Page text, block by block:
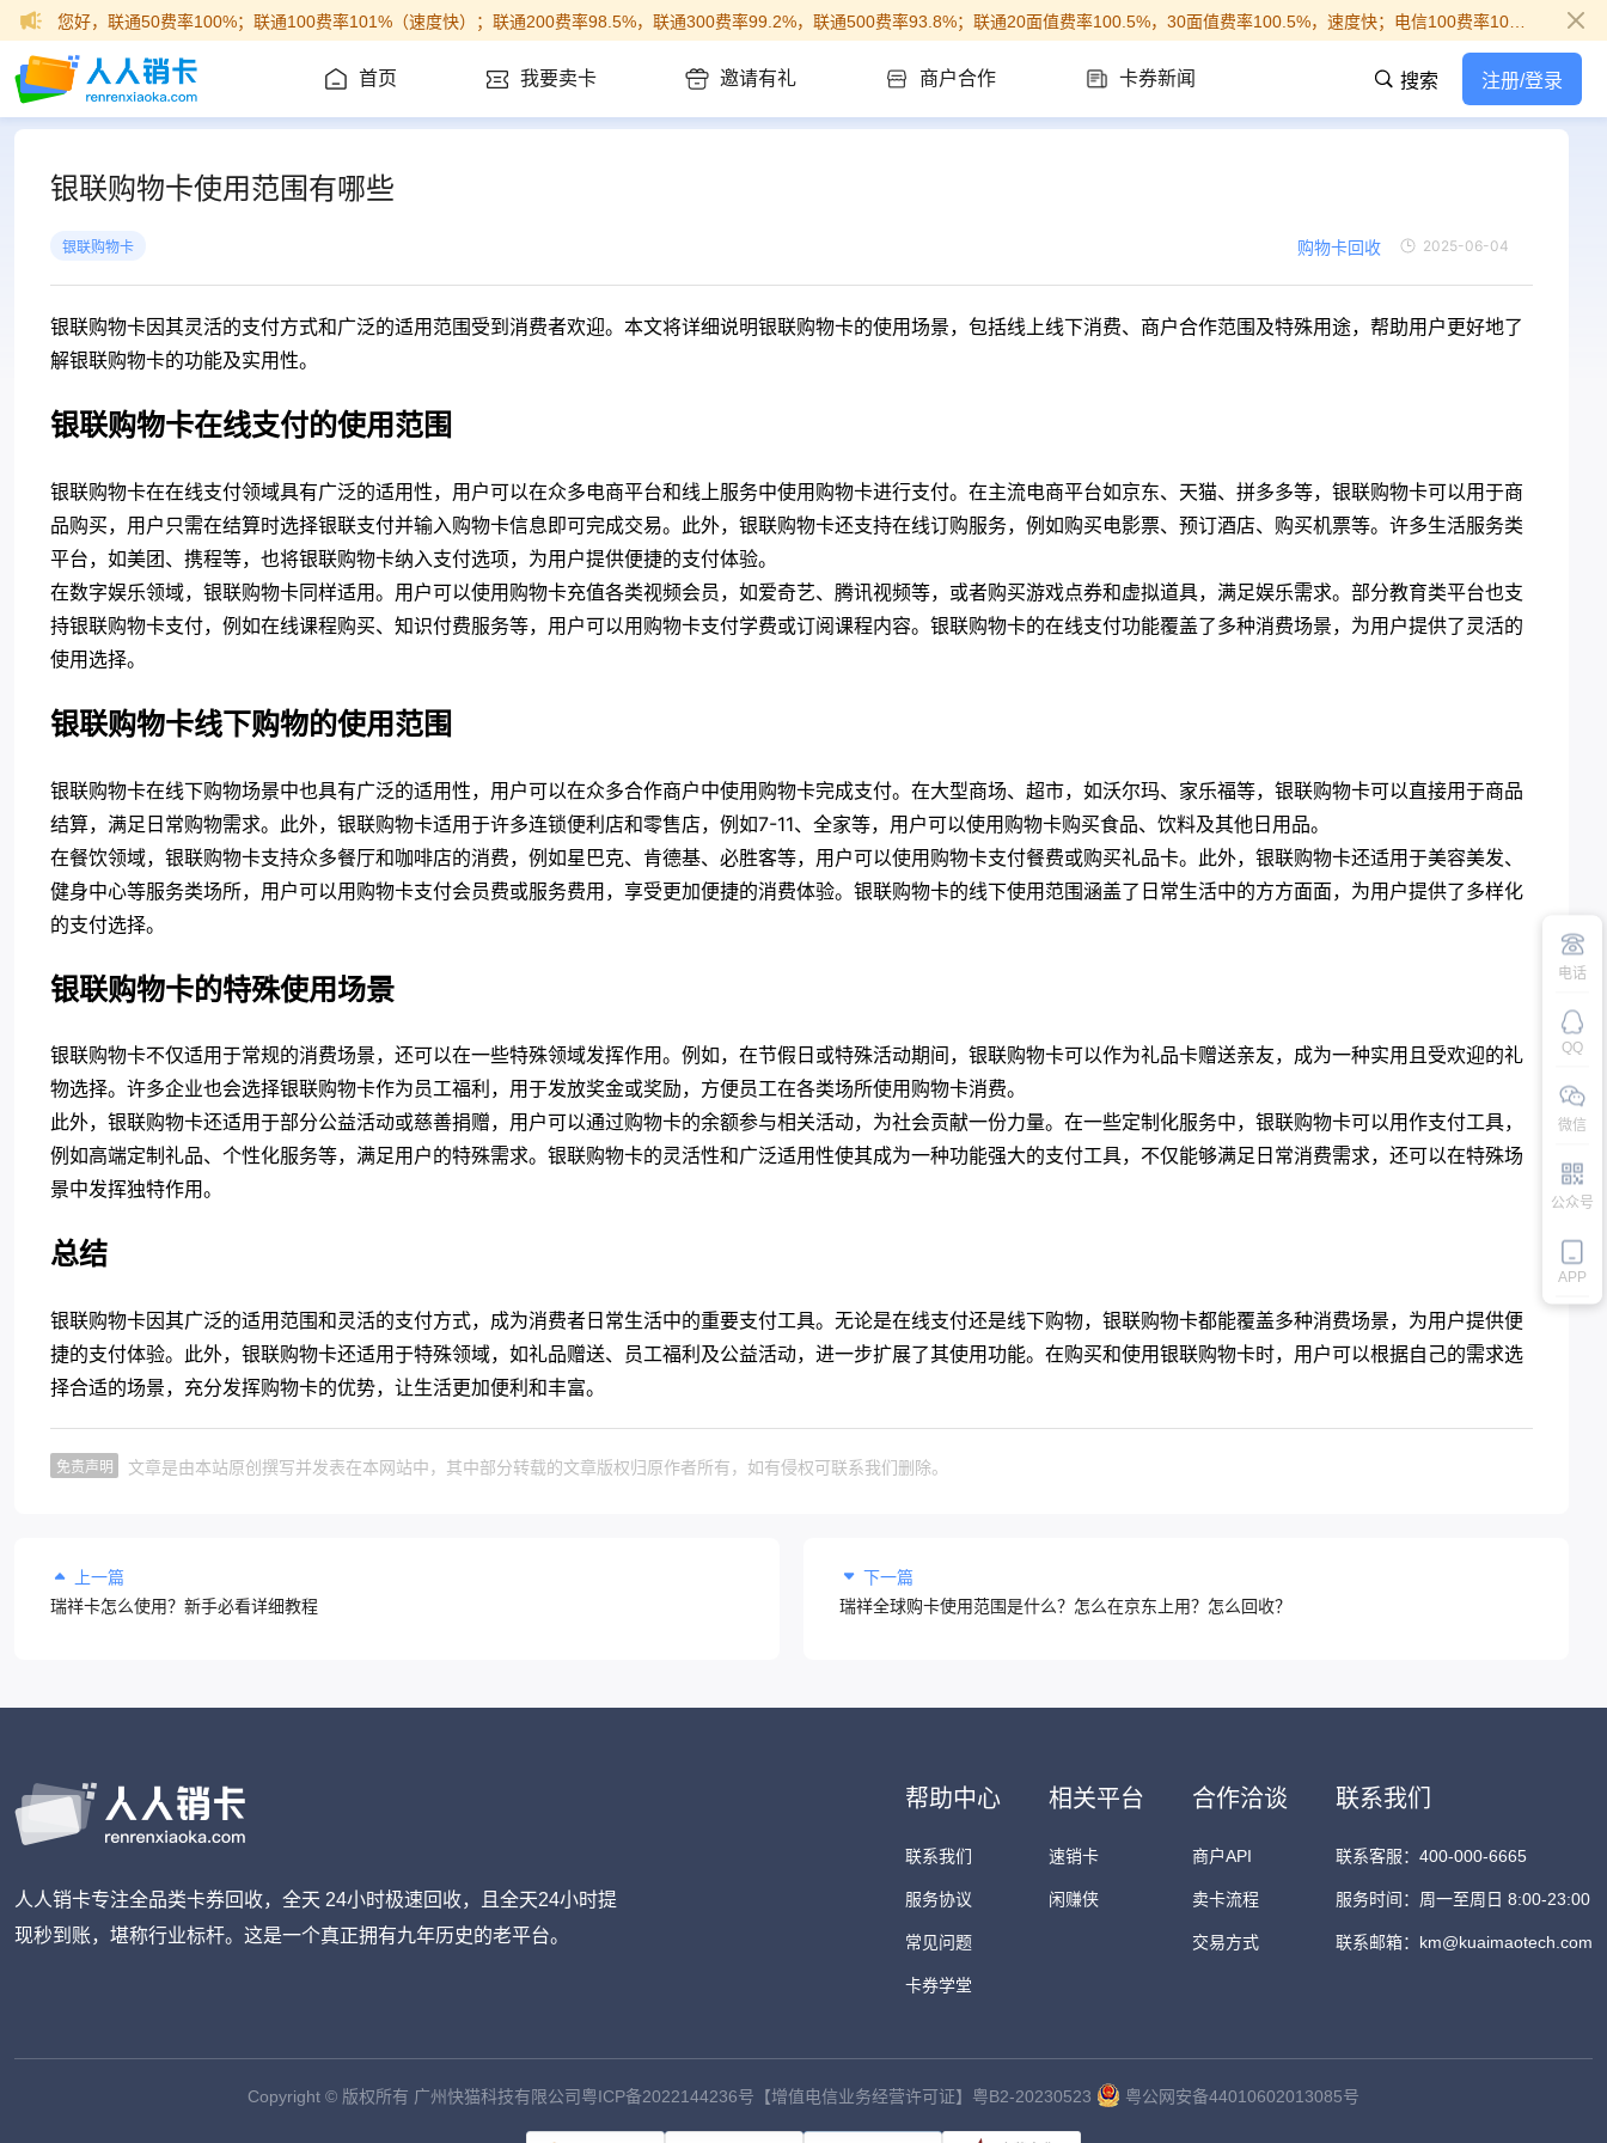
首页 我要卖卡 邀请有礼 商户合作 卡券新闻 搜索 注册/登录
人人销卡首页>购物卡回收
银联购物卡使用范围有哪些
银联购物卡 购物卡回收 2025-06-04
银联购物卡因其灵活的支付方式和广泛的适用范围受到消费者欢迎。本文将详细说明银联购物卡的使用场景，包括线上线下消费、商户合作范围及特殊用途，帮助用户更好地了
解银联购物卡的功能及实用性。
银联购物卡在线支付的使用范围
银联购物卡在在线支付领域具有广泛的适用性，用户可以在众多电商平台和线上服务中使用购物卡进行支付。在主流电商平台如京东、天猫、拼多多等，银联购物卡可以用于商
品购买，用户只需在结算时选择银联支付并输入购物卡信息即可完成交易。此外，银联购物卡还支持在线订购服务，例如购买电影票、预订酒店、购买机票等。许多生活服务类
平台，如美团、携程等，也将银联购物卡纳入支付选项，为用户提供便捷的支付体验。
在数字娱乐领域，银联购物卡同样适用。用户可以使用购物卡充值各类视频会员，如爱奇艺、腾讯视频等，或者购买游戏点券和虚拟道具，满足娱乐需求。部分教育类平台也支
持银联购物卡支付，例如在线课程购买、知识付费服务等，用户可以用购物卡支付学费或订阅课程内容。银联购物卡的在线支付功能覆盖了多种消费场景，为用户提供了灵活的
使用选择。
银联购物卡线下购物的使用范围
银联购物卡在线下购物场景中也具有广泛的适用性，用户可以在众多合作商户中使用购物卡完成支付。在大型商场、超市，如沃尔玛、家乐福等，银联购物卡可以直接用于商品
结算，满足日常购物需求。此外，银联购物卡适用于许多连锁便利店和零售店，例如7-11、全家等，用户可以使用购物卡购买食品、饮料及其他日用品。
在餐饮领域，银联购物卡支持众多餐厅和咖啡店的消费，例如星巴克、肯德基、必胜客等，用户可以使用购物卡支付餐费或购买礼品卡。此外，银联购物卡还适用于美容美发、
健身中心等服务类场所，用户可以用购物卡支付会员费或服务费用，享受更加便捷的消费体验。银联购物卡的线下使用范围涵盖了日常生活中的方方面面，为用户提供了多样化
的支付选择。
银联购物卡的特殊使用场景
银联购物卡不仅适用于常规的消费场景，还可以在一些特殊领域发挥作用。例如，在节假日或特殊活动期间，银联购物卡可以作为礼品卡赠送亲友，成为一种实用且受欢迎的礼
物选择。许多企业也会选择银联购物卡作为员工福利，用于发放奖金或奖励，方便员工在各类场所使用购物卡消费。
此外，银联购物卡还适用于部分公益活动或慈善捐赠，用户可以通过购物卡的余额参与相关活动，为社会贡献一份力量。在一些定制化服务中，银联购物卡可以用作支付工具，
例如高端定制礼品、个性化服务等，满足用户的特殊需求。银联购物卡的灵活性和广泛适用性使其成为一种功能强大的支付工具，不仅能够满足日常消费需求，还可以在特殊场
景中发挥独特作用。
总结
银联购物卡因其广泛的适用范围和灵活的支付方式，成为消费者日常生活中的重要支付工具。无论是在线支付还是线下购物，银联购物卡都能覆盖多种消费场景，为用户提供便
捷的支付体验。此外，银联购物卡还适用于特殊领域，如礼品赠送、员工福利及公益活动，进一步扩展了其使用功能。在购买和使用银联购物卡时，用户可以根据自己的需求选
择合适的场景，充分发挥购物卡的优势，让生活更加便利和丰富。
免责声明 文章是由本站原创撰写并发表在本网站中，其中部分转载的文章版权归原作者所有，如有侵权可联系我们删除。
上一篇
瑞祥卡怎么使用？新手必看详细教程
下一篇
瑞祥全球购卡使用范围是什么？怎么在京东上用？怎么回收？
人人销卡专注全品类卡券回收，全天 24小时极速回收，且全天24小时提
现秒到账，堪称行业标杆。这是一个真正拥有九年历史的老平台。​
帮助中心
联系我们
服务协议
常见问题
卡券学堂
相关平台
速销卡
闲赚侠
合作洽谈
商户API
卖卡流程
交易方式
联系我们
联系客服：400-000-6665
服务时间：周一至周日 8:00-23:00
联系邮箱：km@kuaimaotech.com
Copyright © 版权所有 广州快猫科技有限公司粤ICP备2022144236号 【增值电信业务经营许可证】粤B2-20230523 粤公网安备44010602013085号
电话
QQ
微信
公众号
APP